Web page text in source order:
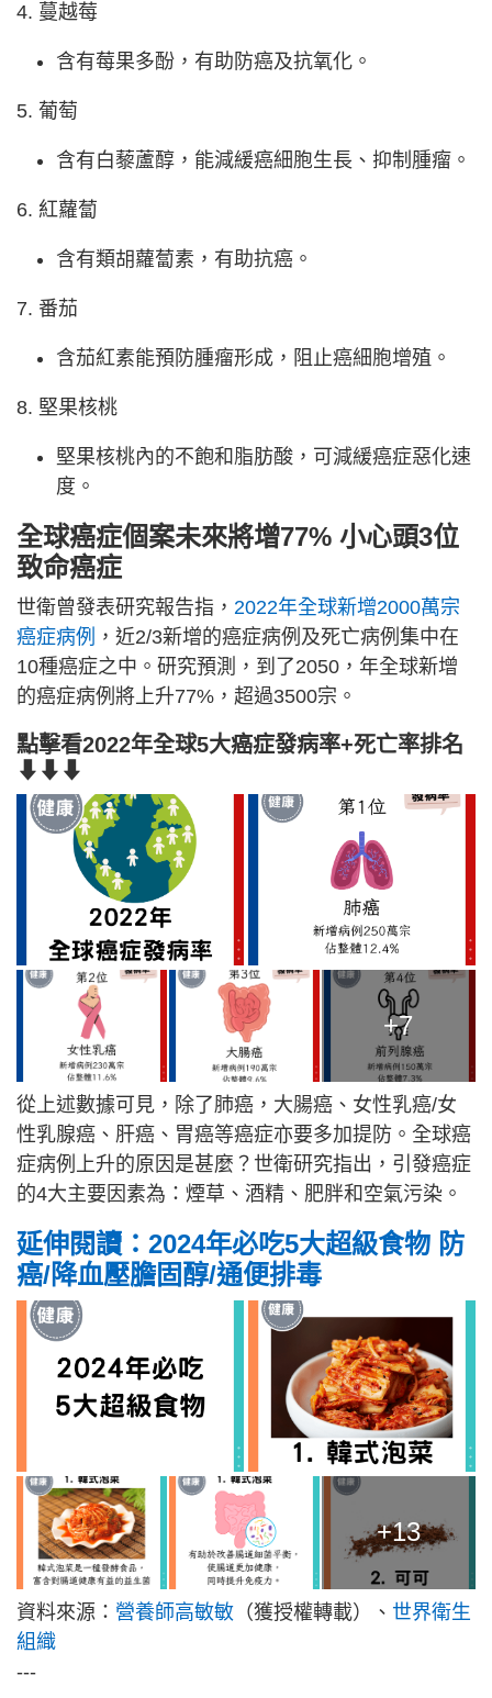
4. 蔓越莓
含有莓果多酚，有助防癌及抗氧化。
5. 葡萄
含有白藜蘆醇，能減緩癌細胞生長、抑制腫瘤。
6. 紅蘿蔔
含有類胡蘿蔔素，有助抗癌。
7. 番茄
含茄紅素能預防腫瘤形成，阻止癌細胞增殖。
8. 堅果核桃
堅果核桃內的不飽和脂肪酸，可減緩癌症惡化速
度。
全球癌症個案未來將增77% 小心頭3位
致命癌症
世衛曾發表研究報告指， 2022年全球新增2000萬宗
癌症病例 ，近2/3新增的癌症病例及死亡病例集中在
10種癌症之中。研究預測，到了2050，年全球新增
的癌症病例將上升77%，超過3500宗。
點擊看2022年全球5大癌症發病率+死亡率排名
⬇⬇⬇
+7
從上述數據可見，除了肺癌，大腸癌、女性乳癌/女
性乳腺癌、肝癌、胃癌等癌症亦要多加提防。 全球癌
症病例上升的原因是甚麼？世衛研究指出，引發癌症
的4大主要因素為：煙草、酒精、肥胖和空氣污染。
延伸閱讀：2024年必吃5大超級食物 防
癌/降血壓膽固醇/通便排毒
+13
資料來源： 營養師高敏敏 （獲授權轉載）、 世界衛生
組織
---